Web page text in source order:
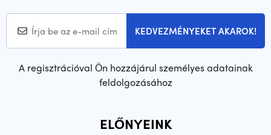
KEDVEZMÉNYEKET AKAROK!
A regisztrációval Ön hozzájárul személyes adatainak
feldolgozásához
ELŐNYEINK